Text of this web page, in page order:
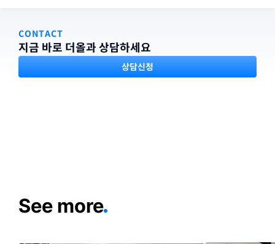
CONTACT
지금 바로 더올과 상담하세요
상담신청
See more